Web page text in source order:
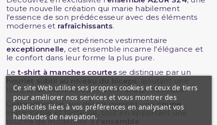
toute nouvelle création qui marie habilement
l'essence de son prédécesseur avec des éléments
modernes et rafraîchissants.
Conçu pour une expérience vestimentaire
exceptionnelle, cet ensemble incarne l'élégance et
le confort dans leur forme la plus pure.
Let-shirt à manches courtesse distingue par un
touche de sophistication à son design classique.
Cette attention aux détails garantit unecoupe
impeccable et flatteuse, tout en apportant une
touche de modernité àl'ensemble
Ce site Web utilise ses propres cookies et ceux de tiers
pour améliorer nos services et vous montrer des
publicités liées à vos préférences en analysant vos
habitudes de navigation.